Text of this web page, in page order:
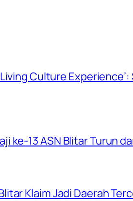
Culture
ke-13 ASN Blitar Turun
Klaim Jadi Daerah